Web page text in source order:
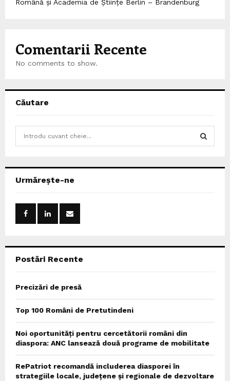
Română și Academia de Științe Berlin – Brandenburg
Comentarii Recente
No comments to show.
Căutare
h
Urmărește-ne
Postări Recente
Precizări de presă
Top 100 Români de Pretutindeni
Noi oportunități pentru cercetătorii români din
diaspora: ANC lansează două programe de mobilitate
RePatriot recomandă includerea diasporei în
strategiile locale, județene și regionale de dezvoltare